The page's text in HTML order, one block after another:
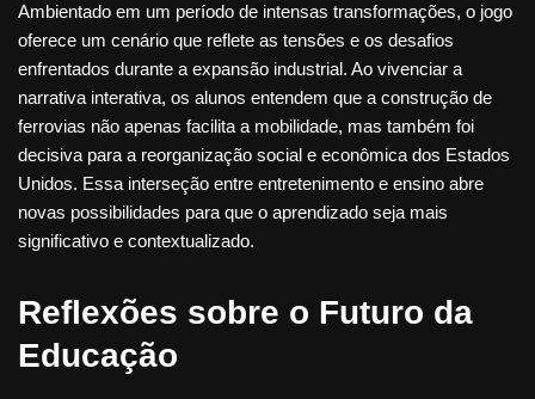
Ambientado em um período de intensas transformações, o jogo
oferece um cenário que reflete as tensões e os desafios
enfrentados durante a expansão industrial. Ao vivenciar a
narrativa interativa, os alunos entendem que a construção de
ferrovias não apenas facilita a mobilidade, mas também foi
decisiva para a reorganização social e econômica dos Estados
Unidos. Essa interseção entre entretenimento e ensino abre
novas possibilidades para que o aprendizado seja mais
significativo e contextualizado.
Reflexões sobre o Futuro da
Educação